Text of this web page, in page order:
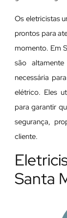
Os eletricistas
prontos para
momento. Em
são
necessária
elétrico. Eles
para garantir
segurança,
cliente.
Santa